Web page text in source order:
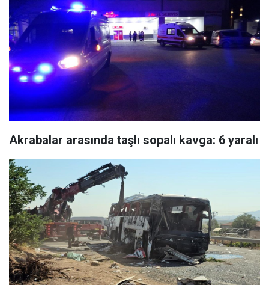
Akrabalar arasında taşlı sopalı kavga: 6 yaralı